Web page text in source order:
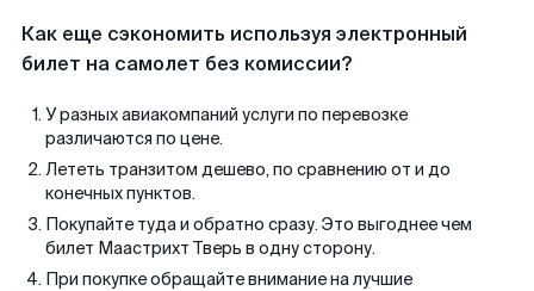
Как еще сэкономить используя электронный
билет на самолет без комиссии?
У разных авиакомпаний услуги по перевозке
различаются по цене.
Лететь транзитом дешево, по сравнению от и до
конечных пунктов.
Покупайте туда и обратно сразу. Это выгоднее чем
билет Маастрихт Тверь в одну сторону.
При покупке обращайте внимание на лучшие